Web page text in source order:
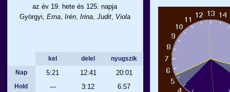
az év 19. hete és 125. napja
Györgyi, Erna, Irén, Irina, Judit, Viola
kel delel
nyugszik
Nap
5:21 12:41 20:01
Hold --- 3:12 6:57